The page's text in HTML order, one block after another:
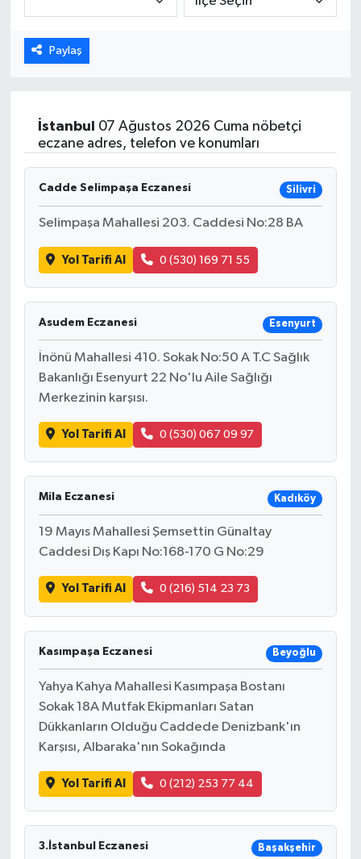
Paylaş
İstanbul
07 Ağustos 2026 Cuma nöbetçi
eczane adres, telefon ve konumları
Cadde Selimpaşa Eczanesi Silivri
Selimpaşa Mahallesi 203. Caddesi No:28 BA
Yol Tarifi Al 0 (530) 169 71 55
Asudem Eczanesi Esenyurt
İnönü Mahallesi 410. Sokak No:50 A T.C Sağlık
Bakanlığı Esenyurt 22 No'lu Aile Sağlığı
Merkezinin karşısı.
Yol Tarifi Al 0 (530) 067 09 97
Mila Eczanesi Kadıköy
19 Mayıs Mahallesi Şemsettin Günaltay
Caddesi Dış Kapı No:168-170 G No:29
Yol Tarifi Al 0 (216) 514 23 73
Kasımpaşa Eczanesi Beyoğlu
Yahya Kahya Mahallesi Kasımpaşa Bostanı
Sokak 18A Mutfak Ekipmanları Satan
Dükkanların Olduğu Caddede Denizbank'ın
Karşısı, Albaraka'nın Sokağında
Yol Tarifi Al 0 (212) 253 77 44
3.İstanbul Eczanesi Başakşehir
Emet
Foto Galeri
Genel
Gündem
Hisarcık
İlçeler
Köşe Yazıları
Kültür Sanat
Otomobil
Pazarlar
Politika
Resmi İlan
Rüya Tabirleri
Sağlık
Şaphane